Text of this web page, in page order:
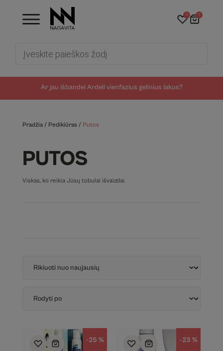
Ar jau išbandei Ardell vienfazius gelinius lakus?
0 0
Pradžia/ Pedikiūras/ Putos
PUTOS
Viskas, ko reikia Jūsų tobulai išvaizdai.
-25 % -23 %